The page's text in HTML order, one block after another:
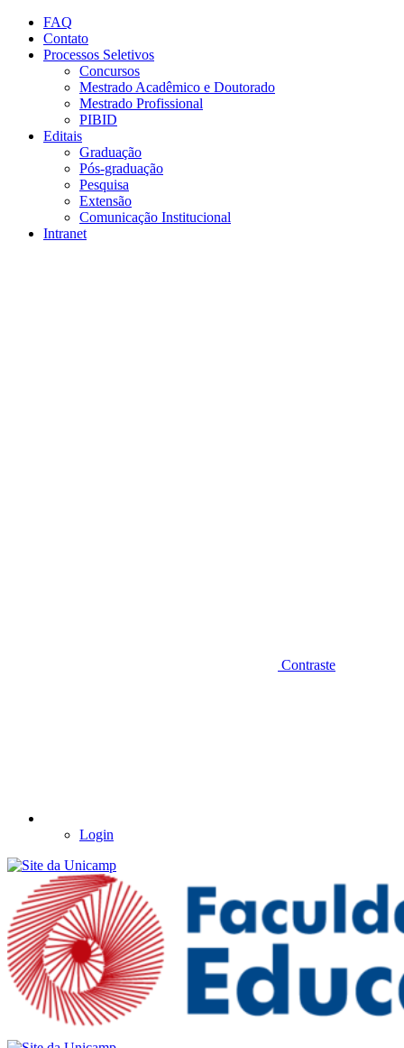
Conteúdo principal
FAQ
Contato
Processos Seletivos
Concursos
Mestrado Acadêmico e Doutorado
Mestrado Profissional
PIBID
Editais
Graduação
Pós-graduação
Pesquisa
Extensão
Comunicação Institucional
Intranet
Contraste
Login